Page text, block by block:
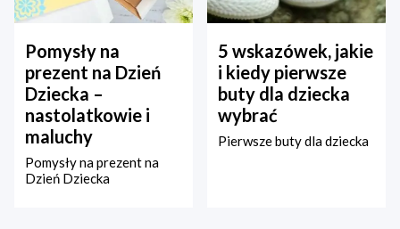
Pomysły na
prezent na Dzień
Dziecka –
nastolatkowie i
maluchy
Pomysły na prezent na
Dzień Dziecka
5 wskazówek, jakie
i kiedy pierwsze
buty dla dziecka
wybrać
Pierwsze buty dla dziecka